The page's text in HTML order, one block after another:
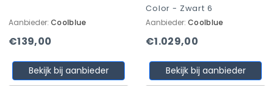
Aanbieder: Coolblue
€139,00
Bekijk bij aanbieder
Color - Zwart 6
Aanbieder: Coolblue
€1.029,00
Bekijk bij aanbieder